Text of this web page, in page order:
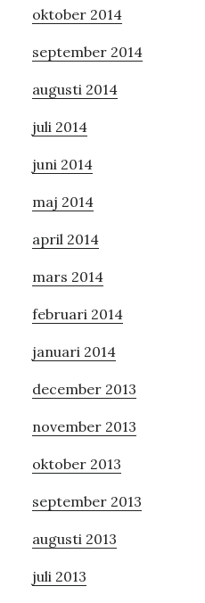
oktober 2014
september 2014
augusti 2014
juli 2014
juni 2014
maj 2014
april 2014
mars 2014
februari 2014
januari 2014
december 2013
november 2013
oktober 2013
september 2013
augusti 2013
juli 2013